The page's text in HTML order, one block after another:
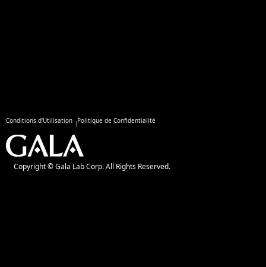
Conditions d'Utilisation Politique de Confidentialité
Copyright © Gala Lab Corp. All Rights Reserved.